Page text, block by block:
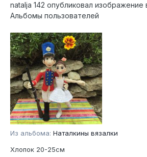
natalja 142 опубликовал изображение
Альбомы пользователей
Из альбома: Наталкины вязалки
Хлопок 20-25см